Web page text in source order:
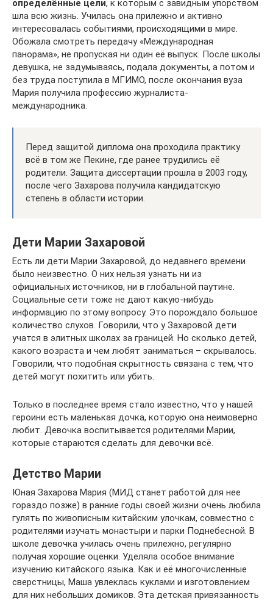
определённые цели, к которым с завидным упорством
шла всю жизнь. Училась она прилежно и активно
интересовалась событиями, происходящими в мире.
Обожала смотреть передачу «Международная
панорама», не пропуская ни один её выпуск. После школы
девушка, не задумываясь, подала документы, а потом и
без труда поступила в МГИМО, после окончания вуза
Мария получила профессию журналиста-
международника.
Перед защитой диплома она проходила практику
всё в том же Пекине, где ранее трудились её
родители. Защита диссертации прошла в 2003 году,
после чего Захарова получила кандидатскую
степень в области истории.
Дети Марии Захаровой
Есть ли дети Марии Захаровой, до недавнего времени
было неизвестно. О них нельзя узнать ни из
официальных источников, ни в глобальной паутине.
Социальные сети тоже не дают какую-нибудь
информацию по этому вопросу. Это порождало большое
количество слухов. Говорили, что у Захаровой дети
учатся в элитных школах за границей. Но сколько детей,
какого возраста и чем любят заниматься – скрывалось.
Говорили, что подобная скрытность связана с тем, что
детей могут похитить или убить.
Только в последнее время стало известно, что у нашей
героини есть маленькая дочка, которую она неимоверно
любит. Девочка воспитывается родителями Марии,
которые стараются сделать для девочки всё.
Детство Марии
Юная Захарова Мария (МИД станет работой для нее
гораздо позже) в ранние годы своей жизни очень любила
гулять по живописным китайским улочкам, совместно с
родителями изучать монастыри и парки Поднебесной. В
школе девочка училась очень прилежно, регулярно
получая хорошие оценки. Уделяла особое внимание
изучению китайского языка. Как и её многочисленные
сверстницы, Маша увлеклась куклами и изготовлением
для них небольших домиков. Эта детская привязанность